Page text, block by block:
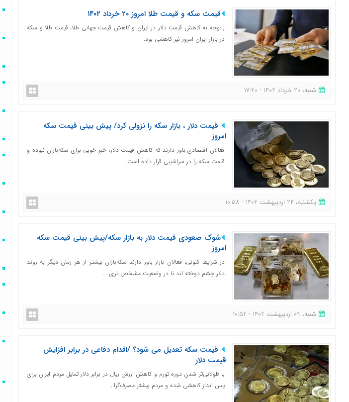
قیمت سکه و قیمت طلا امروز ۲۰ خرداد ۱۴۰۲
باتوجه به کاهش قیمت دلار در ایران و کاهش قیمت جهانی طلا، قیمت طلا و سکه
در بازار ایران امروز نیز کاهشی بود.
شنبه، 20 خرداد 1402 - 17:20
قیمت دلار ، بازار سکه را نزولی کرد/ پیش بینی قیمت سکه
امروز
فعالان اقتصادی باور دارند که کاهش قیمت دلار، خبر خوبی برای سکه‌بازان نبوده و
قیمت سکه را در سراشیبی قرار داده است.
یکشنبه، 24 اردیبهشت 1402 - 10:58
شوک صعودی قیمت دلار به بازار سکه/پیش بینی قیمت سکه
امروز
در شرایط کنونی، فعالان بازار باور دارند سکه‌بازان بیشتر از هر زمان دیگر به روند
دلار چشم دوخته اند تا در وضعیت مشخص تری ...
شنبه، 09 اردیبهشت 1402 - 10:52
قیمت سکه تعدیل می شود؟ /اقدام دفاعی در برابر افزایش
قیمت دلار
با طولانی‌تر شدن دوره تورم و کاهش ارزش ریال در برابر دلار تمایل مردم ایران برای
پس انداز کاهشی شده و مردم بیشتر مصرف‌گرا...